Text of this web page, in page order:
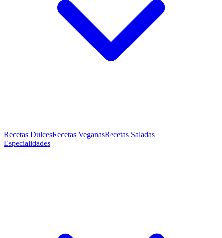
Recetas DulcesRecetas VeganasRecetas Saladas
Especialidades